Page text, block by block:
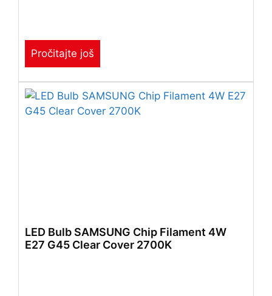
Pročitajte još
LED Bulb SAMSUNG Chip Filament 4W
E27 G45 Clear Cover 2700K